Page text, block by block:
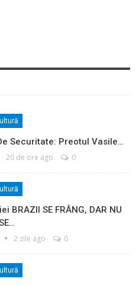
Securitate: Preotul Vasile…
20 de ore ago 0
BRAZII SE FRÂNG, DAR NU
2 zile ago 0